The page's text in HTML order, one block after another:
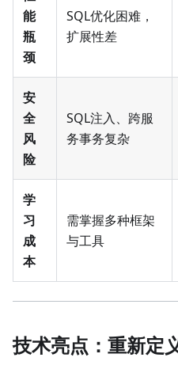
能
瓶
颈
SQL优化困难，
扩展性差
安
全
风
险
SQL注入、跨服
务事务复杂
学
习
成
本
需掌握多种框架
与工具
技术亮点：重新定